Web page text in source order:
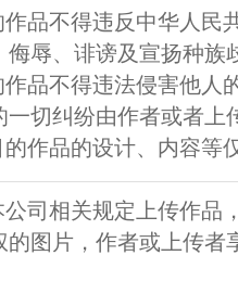
品不得违反中华人民
辱、诽谤及宣扬种族
品不得违法侵害他人
切纠纷由作者或者上
作品的设计、内容等
司相关规定上传作品
图片，作者或上传者